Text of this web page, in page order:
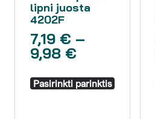
lipni juosta
4202F
7,19 € –
9,98 €
Pasirinkti parinktis